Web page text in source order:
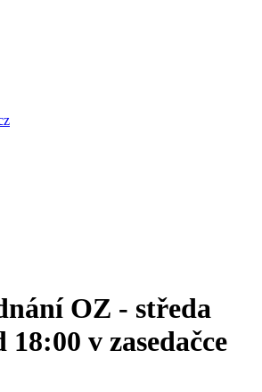
OZ - středa
18:00 v zasedačce